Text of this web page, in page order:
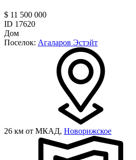
$ 11 500 000
ID 17620
Дом
Поселок: Агаларов Эстэйт
26 км от МКАД, Новорижское